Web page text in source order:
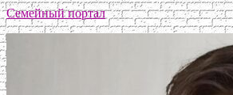
Семейный портал